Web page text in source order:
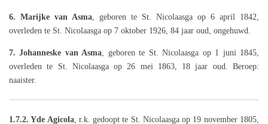
6. Marijke van Asma, geboren te St. Nicolaasga op 6 april 1842,
overleden te St. Nicolaasga op 7 oktober 1926, 84 jaar oud, ongehuwd.
7. Johanneske van Asma, geboren te St. Nicolaasga op 1 juni 1845,
overleden te St. Nicolaasga op 26 mei 1863, 18 jaar oud. Beroep:
naaister.
1.7.2. Yde Agicola, r.k. gedoopt te St. Nicolaasga op 19 november 1805,